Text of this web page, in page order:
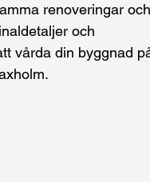
renoveringar och
och
vårda din byggnad